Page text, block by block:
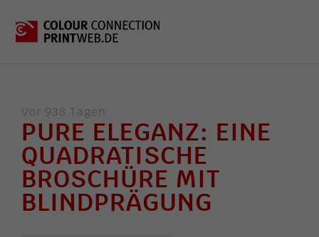
Vor 938 Tagen
PURE ELEGANZ: EINE
QUADRATISCHE
BROSCHÜRE MIT
BLINDPRÄGUNG